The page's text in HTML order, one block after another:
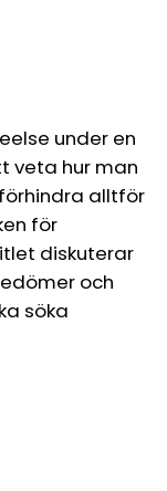
under en
veta hur man
alltför
för
diskuterar
och
söka